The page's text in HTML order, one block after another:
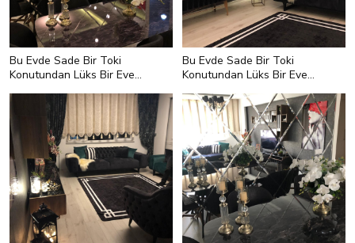
Bu Evde Sade Bir Toki
Konutundan Lüks Bir Eve
Bu Evde Sade Bir Toki
Konutundan Lüks Bir Eve